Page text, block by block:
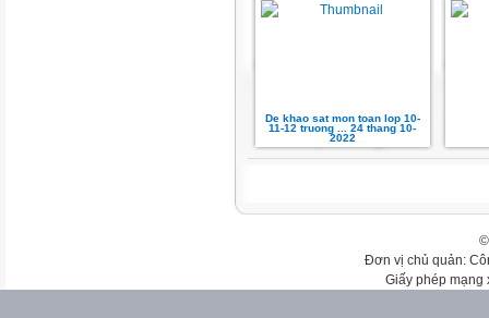
De khao sat mon toan lop 10-
11-12 truong ... 24 thang 10-
2022
Đơn vị chủ quản:
Giấy phép mạng